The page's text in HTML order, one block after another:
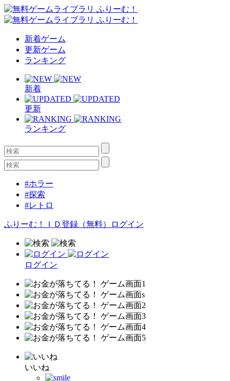
新着ゲーム
更新ゲーム
ランキング
新着
更新
ランキング
#ホラー
#探索
#レトロ
ふりーむ！ＩＤ登録（無料） ログイン
ログイン
いいね